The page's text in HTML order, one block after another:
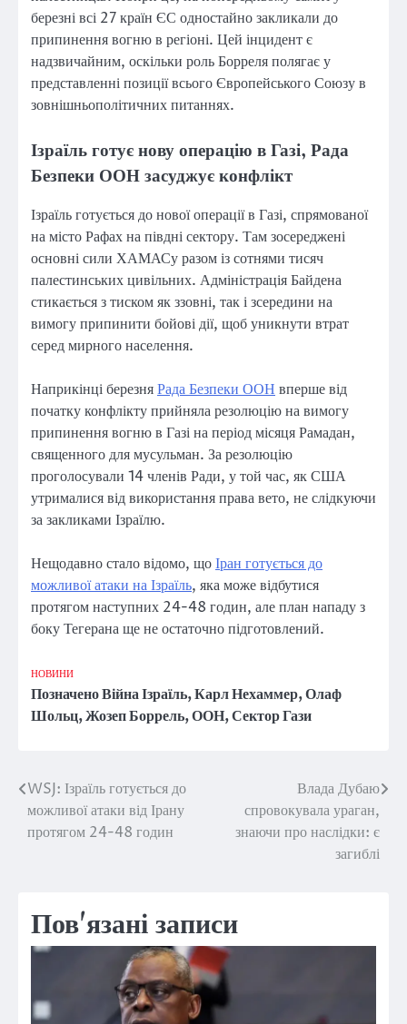
березні всі 27 країн ЄС одностайно закликали до
припинення вогню в регіоні. Цей інцидент є
надзвичайним, оскільки роль Борреля полягає у
представленні позиції всього Європейського Союзу в
зовнішньополітичних питаннях.
Ізраїль готує нову операцію в Газі, Рада
Безпеки ООН засуджує конфлікт
Ізраїль готується до нової операції в Газі, спрямованої
на місто Рафах на півдні сектору. Там зосереджені
основні сили ХАМАСу разом із сотнями тисяч
палестинських цивільних. Адміністрація Байдена
стикається з тиском як ззовні, так і зсередини на
вимогу припинити бойові дії, щоб уникнути втрат
серед мирного населення.
Наприкінці березняРада Безпеки ООН вперше від
початку конфлікту прийняла резолюцію на вимогу
припинення вогню в Газі на період місяця Рамадан,
священного для мусульман. За резолюцію
проголосували 14 членів Ради, у той час, як США
утрималися від використання права вето, не слідкуючи
за закликами Ізраїлю.
Нещодавно стало відомо, щоІран готується до
можливої атаки на Ізраїль, яка може відбутися
протягом наступних 24-48 годин, але план нападу з
боку Тегерана ще не остаточно підготовлений.
НОВИНИ
ПозначеноВійна Ізраїль,Карл Нехаммер,Олаф
Шольц,Жозеп Боррель,ООН,Сектор Гази
Навігація
записів
WSJ: Ізраїль готується до
можливої атаки від Ірану
протягом 24-48 годин
Влада Дубаю
спровокувала ураган,
знаючи про наслідки: є
загиблі
Пов'язані записи